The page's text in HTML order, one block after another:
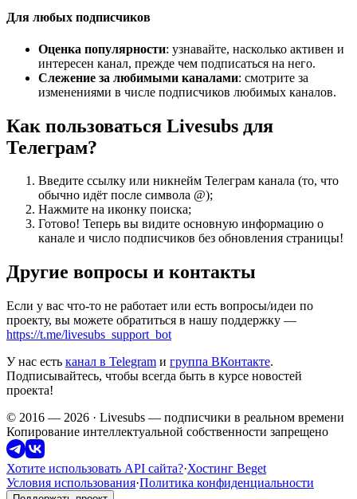
Для любых подписчиков
Оценка популярности: узнавайте, насколько активен и
интересен канал, прежде чем подписаться на него.
Слежение за любимыми каналами: смотрите за
изменениями в числе подписчиков любимых каналов.
Как пользоваться Livesubs для
Телеграм?
Введите ссылку или никнейм Телеграм канала (то, что
обычно идёт после символа @);
Нажмите на иконку поиска;
Готово! Теперь вы видите основную информацию о
канале и число подписчиков без обновления страницы!
Другие вопросы и контакты
Если у вас что-то не работает или есть вопросы/идеи по
проекту, вы можете обратиться в нашу поддержку —
https://t.me/livesubs_support_bot
У нас есть канал в Telegram и группа ВКонтакте.
Подписывайтесь, чтобы всегда быть в курсе новостей
проекта!
© 2016 — 2026 · Livesubs — подписчики в реальном времени
Копирование интеллектуальной собственности запрещено
Хотите использовать API сайта?·Хостинг Beget
Условия использования·Политика конфиденциальности